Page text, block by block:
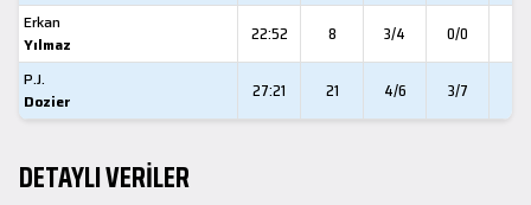
Erkan
Yılmaz
22:52 8 3/4 0/0
P.J.
Dozier
27:21 21 4/6 3/7
DETAYLI VERİLER